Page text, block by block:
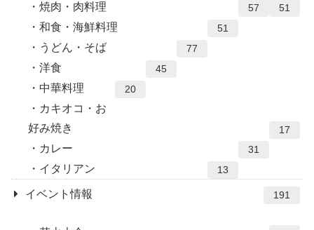
51
焼肉・肉料理 57
和食・海鮮料理 51
うどん・そば 77
洋食 45
中華料理 20
カキオコ・お
好み焼き
17
カレー 31
イタリアン 13
イベント情報 191